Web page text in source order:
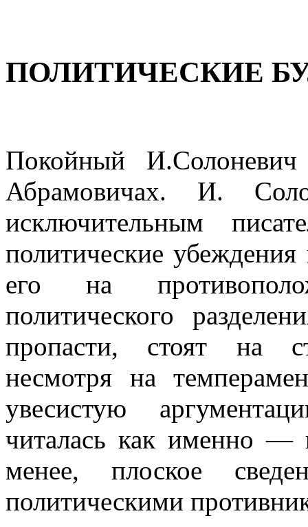
ПОЛИТИЧЕСКИЕ
Покойный
Абрамовичах. И.
исключительным
политические
его на
политического
пропасти, стоят на
несмотря на
увесистую
читалась как именно —
менее, плос­кое
политическими